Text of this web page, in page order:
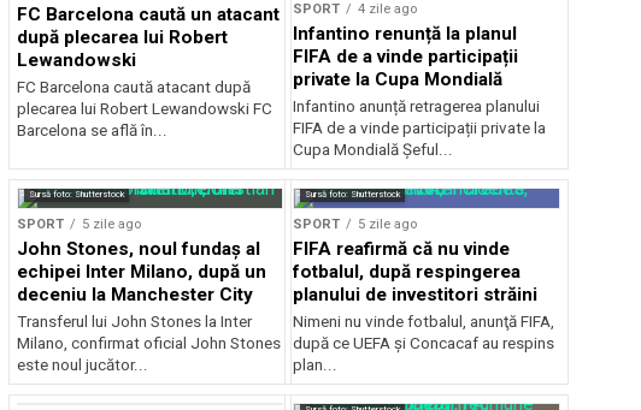
FC Barcelona caută un atacant
după plecarea lui Robert
Lewandowski
FC Barcelona caută atacant după
plecarea lui Robert Lewandowski FC
Barcelona se află în...
SPORT 4 zile ago
Infantino renunță la planul
FIFA de a vinde participații
private la Cupa Mondială
Infantino anunță retragerea planului
FIFA de a vinde participații private la
Cupa Mondială Șeful...
Sursă foto: Shutterstock
SPORT 5 zile ago
John Stones, noul fundaș al
echipei Inter Milano, după un
deceniu la Manchester City
Transferul lui John Stones la Inter
Milano, confirmat oficial John Stones
este noul jucător...
Sursă foto: Shutterstock
SPORT 5 zile ago
FIFA reafirmă că nu vinde
fotbalul, după respingerea
planului de investitori străini
Nimeni nu vinde fotbalul, anunţă FIFA,
după ce UEFA şi Concacaf au respins
plan...